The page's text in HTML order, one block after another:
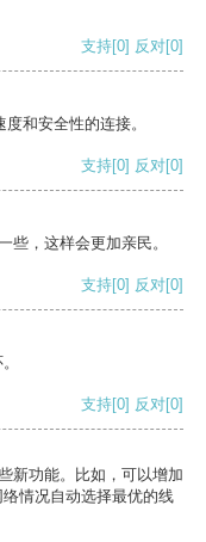
支持[0] 反对[0]
和安全性的连接。
支持[0] 反对[0]
些，这样会更加亲民。
支持[0] 反对[0]
支持[0] 反对[0]
新功能。比如，可以增加
情况自动选择最优的线